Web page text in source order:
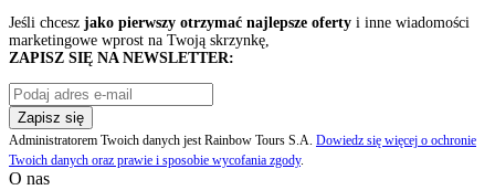
Jeśli chcesz jako pierwszy otrzymać najlepsze oferty i inne wiadomości
marketingowe wprost na Twoją skrzynkę,
ZAPISZ SIĘ NA NEWSLETTER:
Zapisz się
Administratorem Twoich danych jest Rainbow Tours S.A. Dowiedz się więcej o ochronie
Twoich danych oraz prawie i sposobie wycofania zgody.
O nas